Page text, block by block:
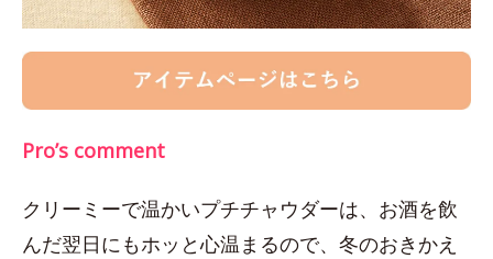
Pro’s comment
クリーミーで温かいプチチャウダーは、お酒を飲
んだ翌日にもホッと心温まるので、冬のおきかえ